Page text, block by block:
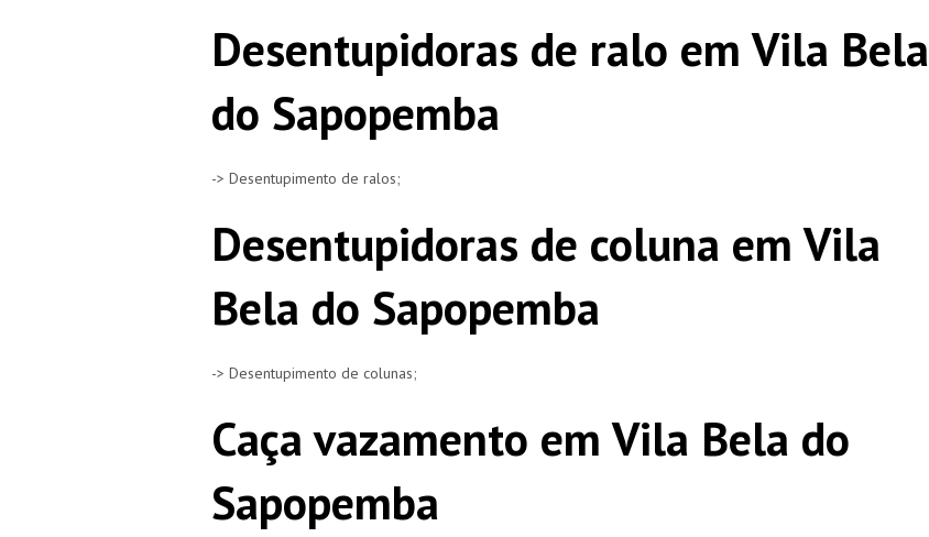
Desentupidoras de ralo em Vila Bela
do Sapopemba
-> Desentupimento de ralos;
Desentupidoras de coluna em Vila
Bela do Sapopemba
-> Desentupimento de colunas;
Caça vazamento em Vila Bela do
Sapopemba